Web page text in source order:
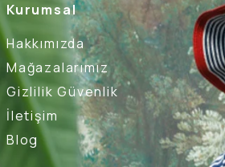
Kurumsal
Hakkımızda
Mağazalarımız
Gizlilik Güvenlik
İletişim
Blog